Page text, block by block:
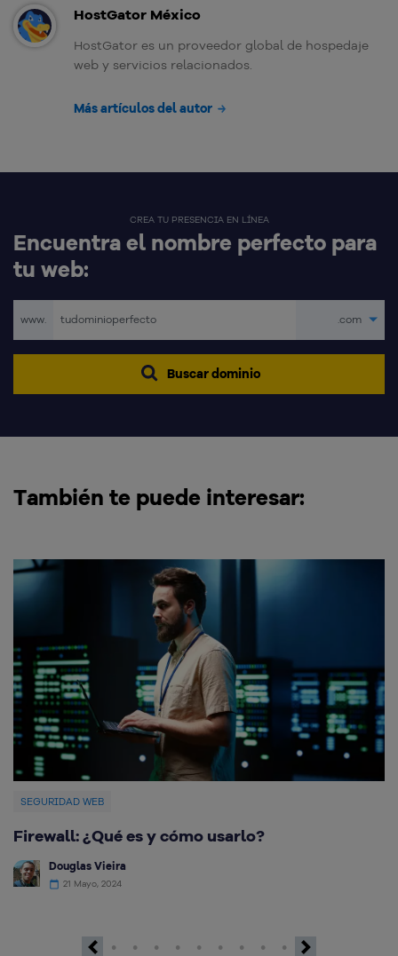
HostGator México
HostGator es un proveedor global de hospedaje
web y servicios relacionados.
Más artículos del autor
CREA TU PRESENCIA EN LÍNEA
Encuentra el nombre perfecto para
tu web:
www. .com
Buscar dominio
También te puede interesar:
SEGURIDAD WEB
Firewall: ¿Qué es y cómo usarlo?
Douglas Vieira
21 Mayo, 2024